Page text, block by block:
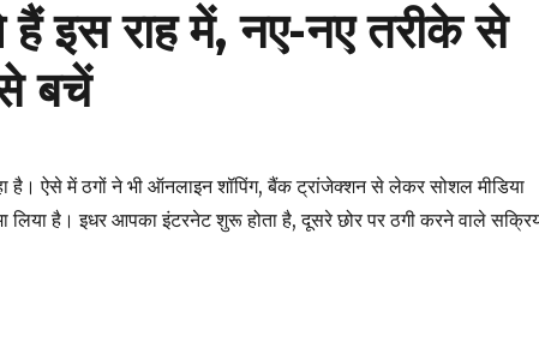
इस राह में, नए-नए तरीके से
बचें
है। ऐसे में ठगों ने भी ऑनलाइन शॉपिंग, बैंक ट्रांजेक्शन से लेकर सोशल मीडिया
है। इधर आपका इंटरनेट शुरू होता है, दूसरे छोर पर ठगी करने वाले